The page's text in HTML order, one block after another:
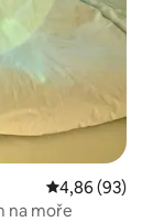
Průměrné
4,86 (93)
na moře